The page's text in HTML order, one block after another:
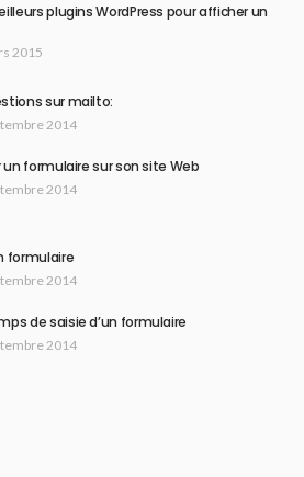
plugins WordPress pour afficher un
2015
sur mailto:
2014
formulaire sur son site Web
2014
formulaire
2014
de saisie d’un formulaire
2014